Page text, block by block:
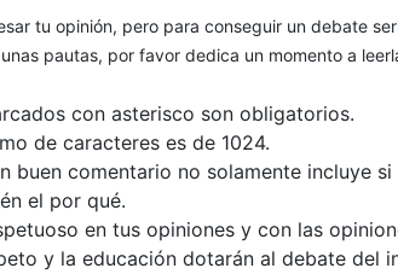
tu opinión, pero para conseguir un debate
pautas, por favor dedica un momento a
con asterisco son obligatorios.
de caracteres es de 1024.
buen comentario no solamente incluye
el por qué.
en tus opiniones y con las
y la educación dotarán al debate del